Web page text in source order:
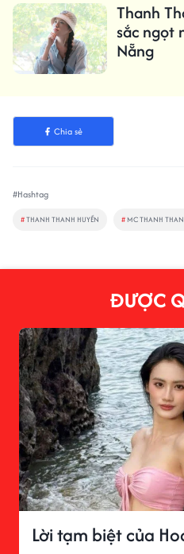
Thanh
sắc ngọt
Nẵng
Chia sẻ
#Hashtag
#THANH THANH HUYỀN # MC THANH
ĐƯỢC
Lời tạm biệt của